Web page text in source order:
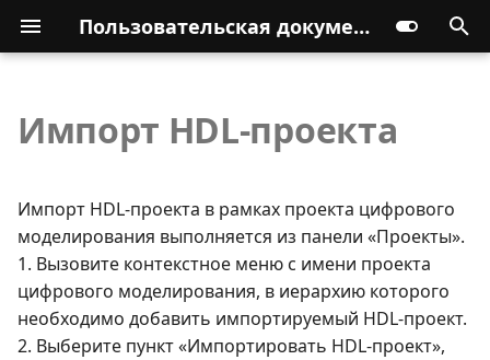
Пользовательская документация
Импорт HDL-проекта
Импорт HDL-проекта в рамках проекта цифрового
моделирования выполняется из панели «Проекты».
1. Вызовите контекстное меню с имени проекта
цифрового моделирования, в иерархию которого
необходимо добавить импортируемый HDL-проект.
2. Выберите пункт «Импортировать HDL-проект»,